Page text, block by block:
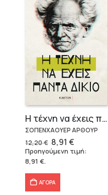
Η τέχνη να έχεις πάντα δίκιο – Άρθουρ Σοπενχάουερ
ΣΟΠΕΝΧΑΟΥΕΡ ΑΡΘΟΥΡ
12,20€ Original
price
was:
8,91 €Η
τρέχουσα
τιμή
Προηγούμενη τιμή:
8,91 €.
ΑΓΟΡΑ